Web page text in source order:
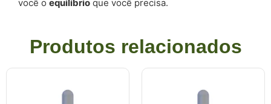
você o equilíbrio que você precisa.
Produtos relacionados